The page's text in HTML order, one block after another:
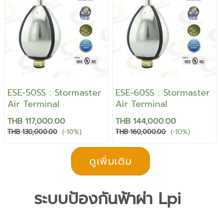
ESE-50SS : Stormaster
Air Terminal
THB 117,000.00
THB 130,000.00 (-10%)
ESE-60SS : Stormaster
Air Terminal
THB 144,000.00
THB 160,000.00 (-10%)
ดูเพิ่มเติม
ระบบป้องกันฟ้าผ่า Lpi